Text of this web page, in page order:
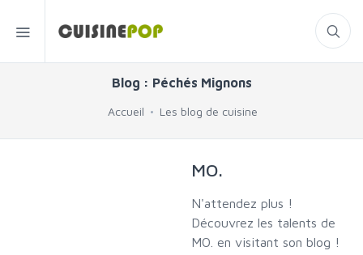
Blog : Péchés Mignons
Accueil Les blog de cuisine
MO.
N'attendez plus !
Découvrez les talents de
MO. en visitant son blog !